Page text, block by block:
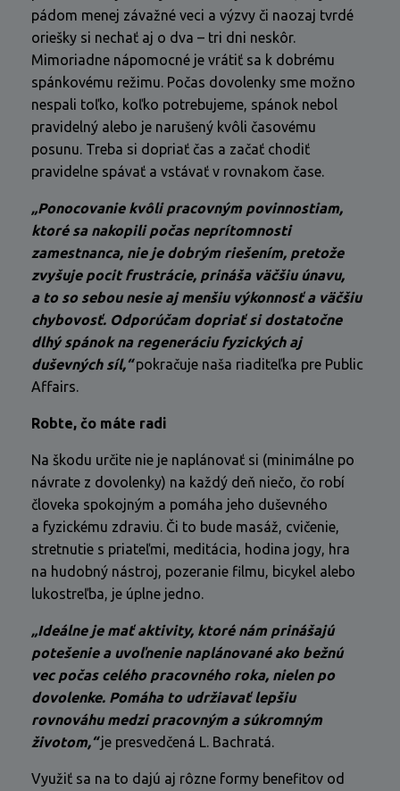
pádom menej závažné veci a výzvy či naozaj tvrdé
oriešky si nechať aj o dva – tri dni neskôr.
Mimoriadne nápomocné je vrátiť sa k dobrému
spánkovému režimu. Počas dovolenky sme možno
nespali toľko, koľko potrebujeme, spánok nebol
pravidelný alebo je narušený kvôli časovému
posunu. Treba si dopriať čas a začať chodiť
pravidelne spávať a vstávať v rovnakom čase.
„Ponocovanie kvôli pracovným povinnostiam,
ktoré sa nakopili počas neprítomnosti
zamestnanca, nie je dobrým riešením, pretože
zvyšuje pocit frustrácie, prináša väčšiu únavu,
a to so sebou nesie aj menšiu výkonnosť a väčšiu
chybovosť. Odporúčam dopriať si dostatočne
dlhý spánok na regeneráciu fyzických aj
duševných síl,“pokračuje naša riaditeľka pre Public
Affairs.
Robte, čo máte radi
Na škodu určite nie je naplánovať si (minimálne po
návrate z dovolenky) na každý deň niečo, čo robí
človeka spokojným a pomáha jeho duševného
a fyzickému zdraviu. Či to bude masáž, cvičenie,
stretnutie s priateľmi, meditácia, hodina jogy, hra
na hudobný nástroj, pozeranie filmu, bicykel alebo
lukostreľba, je úplne jedno.
„Ideálne je mať aktivity, ktoré nám prinášajú
potešenie a uvoľnenie naplánované ako bežnú
vec počas celého pracovného roka, nielen po
dovolenke. Pomáha to udržiavať lepšiu
rovnováhu medzi pracovným a súkromným
životom,“je presvedčená L. Bachratá.
Využiť sa na to dajú aj rôzne formy benefitov od